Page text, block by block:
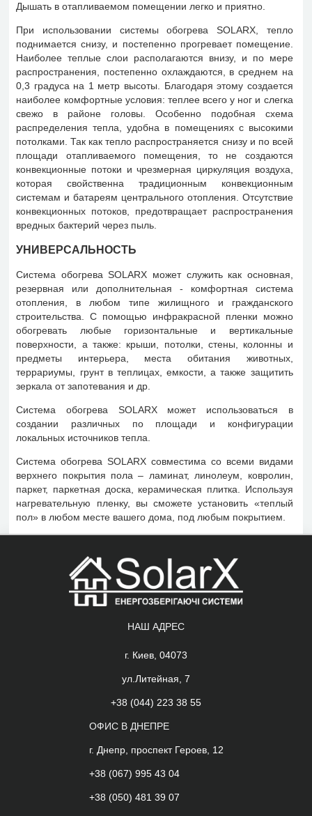
Дышать в отапливаемом помещении легко и приятно.
При использовании системы обогрева SOLARX, тепло
поднимается снизу, и постепенно прогревает помещение.
Наиболее теплые слои располагаются внизу, и по мере
распространения, постепенно охлаждаются, в среднем на
0,3 градуса на 1 метр высоты. Благодаря этому создается
наиболее комфортные условия: теплее всего у ног и слегка
свежо в районе головы. Особенно подобная схема
распределения тепла, удобна в помещениях с высокими
потолками. Так как тепло распространяется снизу и по всей
площади отапливаемого помещения, то не создаются
конвекционные потоки и чрезмерная циркуляция воздуха,
которая свойственна традиционным конвекционным
системам и батареям центрального отопления. Отсутствие
конвекционных потоков, предотвращает распространения
вредных бактерий через пыль.
УНИВЕРСАЛЬНОСТЬ
Система обогрева SOLARX может служить как основная,
резервная или дополнительная - комфортная система
отопления, в любом типе жилищного и гражданского
строительства. С помощью инфракрасной пленки можно
обогревать любые горизонтальные и вертикальные
поверхности, а также: крыши, потолки, стены, колонны и
предметы интерьера, места обитания животных,
террариумы, грунт в теплицах, емкости, а также защитить
зеркала от запотевания и др.
Система обогрева SOLARX может использоваться в
создании различных по площади и конфигурации
локальных источников тепла.
Система обогрева SOLARX совместима со всеми видами
верхнего покрытия пола – ламинат, линолеум, ковролин,
паркет, паркетная доска, керамическая плитка. Используя
нагревательную пленку, вы сможете установить «теплый
пол» в любом месте вашего дома, под любым покрытием.
НАШ АДРЕС
г. Киев, 04073
ул.Литейная, 7
+38 (044) 223 38 55
ОФИС В ДНЕПРЕ
г. Днепр, проспект Героев, 12
+38 (067) 995 43 04
+38 (050) 481 39 07